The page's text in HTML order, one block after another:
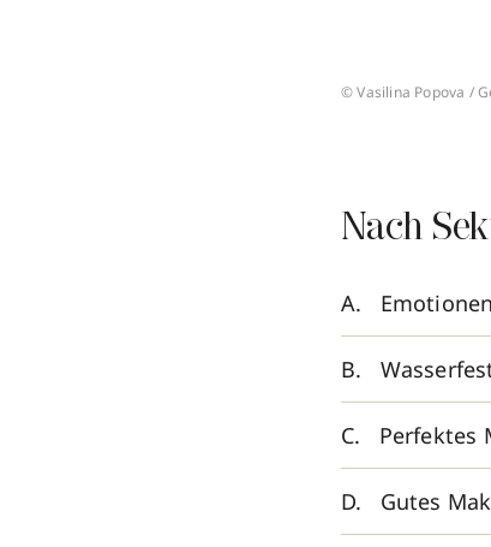
© Vasilina Popova /
Nach
Perfektes
Gutes